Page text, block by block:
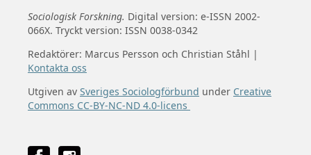
Sociologisk Forskning. Digital version: e-ISSN 2002-
066X. Tryckt version: ISSN 0038-0342
Redaktörer: Marcus Persson och Christian Ståhl |
Kontakta oss
Utgiven av Sveriges Sociologförbund under Creative
Commons CC-BY-NC-ND 4.0-licens